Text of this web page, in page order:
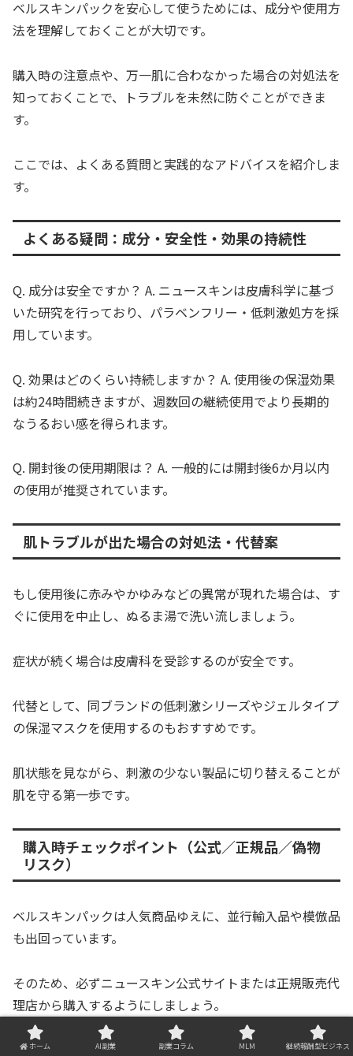
ベルスキンパックを安心して使うためには、成分や使用方
法を理解しておくことが大切です。
購入時の注意点や、万一肌に合わなかった場合の対処法を
知っておくことで、トラブルを未然に防ぐことができま
す。
ここでは、よくある質問と実践的なアドバイスを紹介しま
す。
よくある疑問：成分・安全性・効果の持続性
Q. 成分は安全ですか？ A. ニュースキンは皮膚科学に基づ
いた研究を行っており、パラベンフリー・低刺激処方を採
用しています。
Q. 効果はどのくらい持続しますか？ A. 使用後の保湿効果
は約24時間続きますが、週数回の継続使用でより長期的
なうるおい感を得られます。
Q. 開封後の使用期限は？ A. 一般的には開封後6か月以内
の使用が推奨されています。
肌トラブルが出た場合の対処法・代替案
もし使用後に赤みやかゆみなどの異常が現れた場合は、す
ぐに使用を中止し、ぬるま湯で洗い流しましょう。
症状が続く場合は皮膚科を受診するのが安全です。
代替として、同ブランドの低刺激シリーズやジェルタイプ
の保湿マスクを使用するのもおすすめです。
肌状態を見ながら、刺激の少ない製品に切り替えることが
肌を守る第一歩です。
購入時チェックポイント（公式／正規品／偽物
リスク）
ベルスキンパックは人気商品ゆえに、並行輸入品や模倣品
も出回っています。
そのため、必ずニュースキン公式サイトまたは正規販売代
理店から購入するようにしましょう。
正規品には製造番号と品質保証ラベルが付いており、パッ
ホーム AI副業 副業コラム MLM 継続報酬型ビジネス